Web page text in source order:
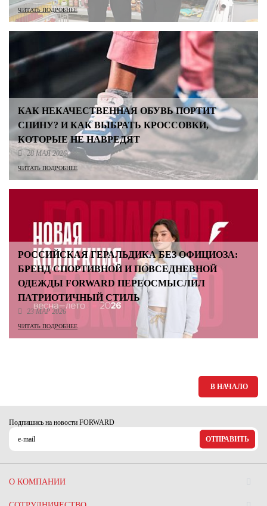
ЧИТАТЬ ПОДРОБНЕЕ
КАК НЕКАЧЕСТВЕННАЯ ОБУВЬ ПОРТИТ
СПИНУ? И КАК ВЫБРАТЬ КРОССОВКИ,
КОТОРЫЕ НЕ НАВРЕДЯТ
28 МАЯ 2026
ЧИТАТЬ ПОДРОБНЕЕ
РОССИЙСКАЯ ГЕРАЛЬДИКА БЕЗ ОФИЦИОЗА:
БРЕНД СПОРТИВНОЙ И ПОВСЕДНЕВНОЙ
ОДЕЖДЫ FORWARD ПЕРЕОСМЫСЛИЛ
ПАТРИОТИЧНЫЙ СТИЛЬ
23 МАР 2026
ЧИТАТЬ ПОДРОБНЕЕ
В НАЧАЛО
Подпишись на новости FORWARD
ОТПРАВИТЬ
О КОМПАНИИ